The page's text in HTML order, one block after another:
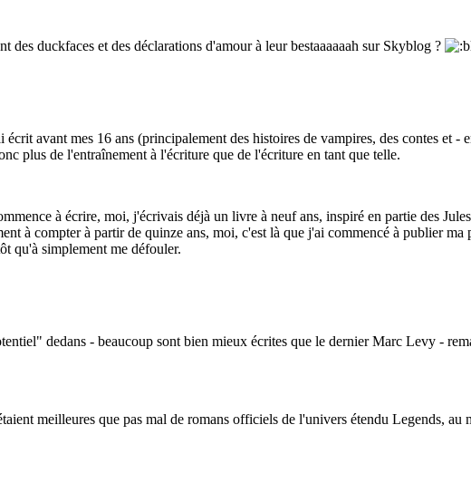
des duckfaces et des déclarations d'amour à leur bestaaaaaah sur Skyblog ?
avant mes 16 ans (principalement des histoires de vampires, des contes et -
plus de l'entraînement à l'écriture que de l'écriture en tant que telle.
à écrire, moi, j'écrivais déjà un livre à neuf ans, inspiré en partie des
à compter à partir de quinze ans, moi, c'est là que j'ai commencé à publier
qu'à simplement me défouler.
dedans - beaucoup sont bien mieux écrites que le dernier Marc Levy -
meilleures que pas mal de romans officiels de l'univers étendu Legends, au